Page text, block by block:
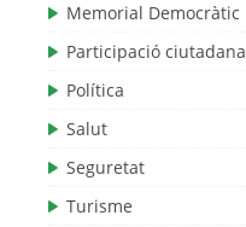
Memorial Democràtic
Participació ciutadana
Política
Salut
Seguretat
Turisme